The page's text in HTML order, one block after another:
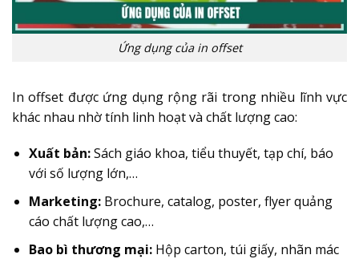
Ứng dụng của in offset
In offset được ứng dụng rộng rãi trong nhiều lĩnh vực
khác nhau nhờ tính linh hoạt và chất lượng cao:
Xuất bản:Sách giáo khoa, tiểu thuyết, tạp chí, báo
với số lượng lớn,…
Marketing:Brochure, catalog, poster, flyer quảng
cáo chất lượng cao,…
Bao bì thương mại:Hộp carton, túi giấy, nhãn mác